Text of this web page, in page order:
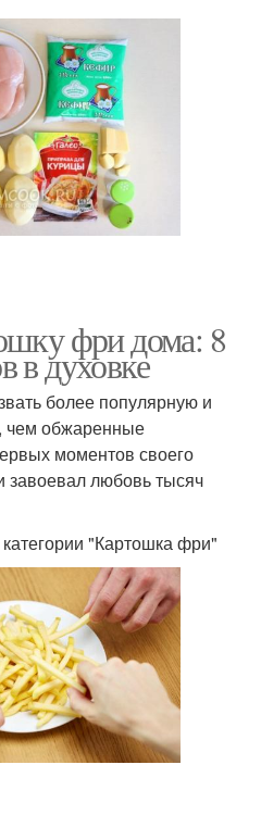
фри дома: 8
в духовке
более популярную и
чем обжаренные
моментов своего
завоевал любовь тысяч
"Картошка фри"